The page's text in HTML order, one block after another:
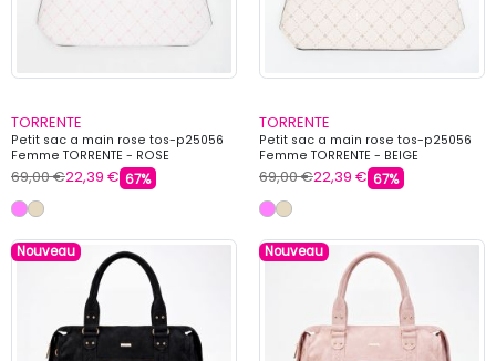
TORRENTE
Petit sac a main rose tos-p25056
Femme TORRENTE - ROSE
69,00 €22,39 € 67%
TORRENTE
Petit sac a main rose tos-p25056
Femme TORRENTE - BEIGE
69,00 €22,39 € 67%
Nouveau Nouveau